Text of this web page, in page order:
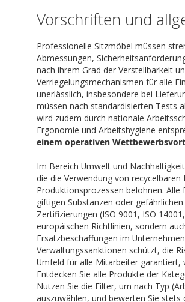
Vorschriften und
Professionelle Sitzmöbel müssen
Abmessungen,
nach ihrem Grad der Verstellbarkeit
Verriegelungsmechanismen für alle
unerlässlich, insbesondere bei
müssen nach standardisierten Tests
wird zudem durch nationale
Ergonomie und Arbeitshygiene
einem operativen
Im Bereich Umwelt und
die die Verwendung von
Produktionsprozessen belohnen.
giftigen Substanzen oder
Zertifizierungen (ISO 9001, ISO
europäischen Richtlinien, sondern
Ersatzbeschaffungen im
Verwaltungssanktionen schützt, die
Umfeld für alle Mitarbeiter garantiert,
Entdecken Sie alle Produkte der
Nutzen Sie die Filter, um nach Typ
auszuwählen, und bewerten Sie